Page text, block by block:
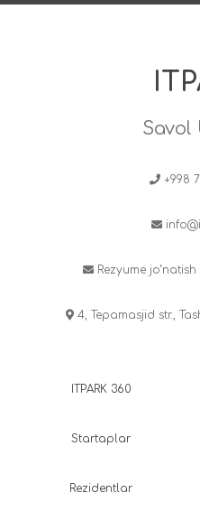
Savol
+998
Rezyume
4, Tepamasjid str.,
ITPARK 360
Startaplar
Rezidentlar